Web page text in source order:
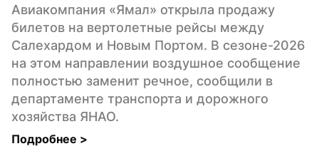
Авиакомпания «Ямал» открыла продажу
билетов на вертолетные рейсы между
Салехардом и Новым Портом. В сезоне-2026
на этом направлении воздушное сообщение
полностью заменит речное, сообщили в
департаменте транспорта и дорожного
хозяйства ЯНАО.
Подробнее >